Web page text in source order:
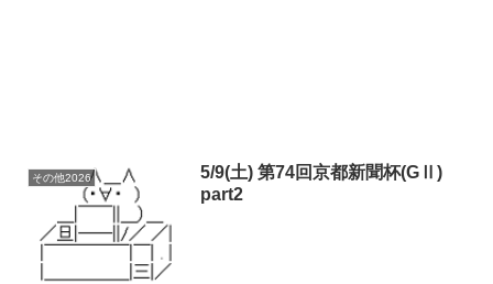
その他2026
5/9(土) 第74回京都新聞杯(GⅡ)
part2